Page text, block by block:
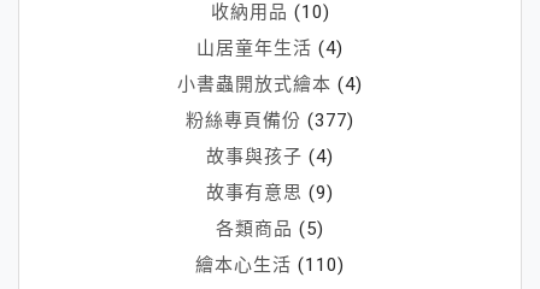
收納用品 (10)
山居童年生活 (4)
小書蟲開放式繪本 (4)
粉絲專頁備份 (377)
故事與孩子 (4)
故事有意思 (9)
各類商品 (5)
繪本心生活 (110)